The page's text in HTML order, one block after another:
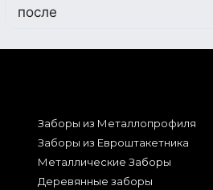
Заборы из Металлопрофиля
Заборы из Евроштакетника
Металлические Заборы
Деревянные заборы